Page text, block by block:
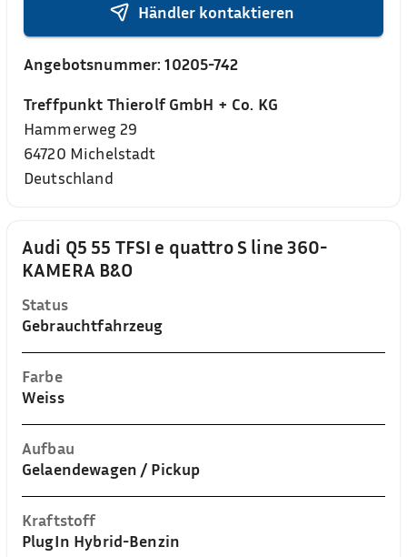
Audi Q5 55 TFSI e quattro S line 360-
KAMERA B&O
Status
Gebrauchtfahrzeug
Farbe
Weiss
Aufbau
Gelaendewagen / Pickup
Kraftstoff
PlugIn Hybrid-Benzin
Händler kontaktieren
Angebotsnummer:10205-742
Treffpunkt Thierolf GmbH + Co. KG
Hammerweg 29
64720 Michelstadt
Deutschland